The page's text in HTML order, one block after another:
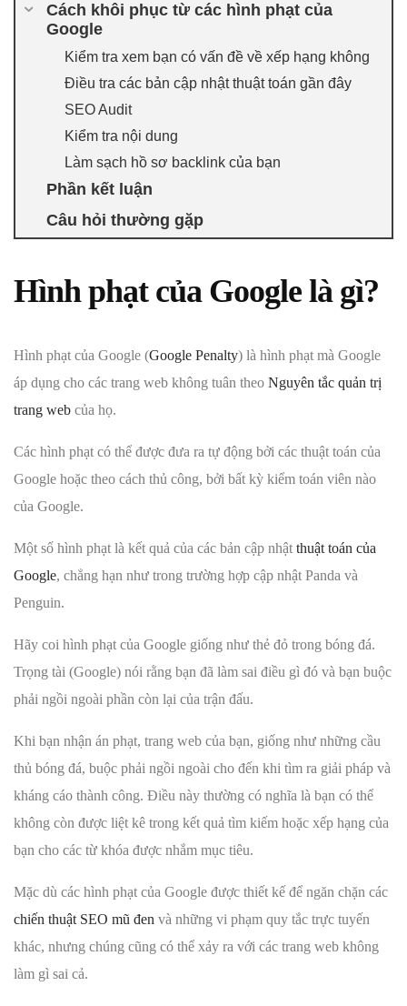
Cách khôi phục từ các hình phạt của
Google
Kiểm tra xem bạn có vấn đề về xếp hạng không
Điều tra các bản cập nhật thuật toán gần đây
SEO Audit
Kiểm tra nội dung
Làm sạch hồ sơ backlink của bạn
Phần kết luận
Câu hỏi thường gặp
Hình phạt của Google là gì?
Hình phạt của Google (Google Penalty) là hình phạt mà Google
áp dụng cho các trang web không tuân theo Nguyên tắc quản trị
trang web của họ.
Các hình phạt có thể được đưa ra tự động bởi các thuật toán của
Google hoặc theo cách thủ công, bởi bất kỳ kiểm toán viên nào
của Google.
Một số hình phạt là kết quả của các bản cập nhật thuật toán của
Google, chẳng hạn như trong trường hợp cập nhật Panda và
Penguin.
Hãy coi hình phạt của Google giống như thẻ đỏ trong bóng đá.
Trọng tài (Google) nói rằng bạn đã làm sai điều gì đó và bạn buộc
phải ngồi ngoài phần còn lại của trận đấu.
Khi bạn nhận án phạt, trang web của bạn, giống như những cầu
thủ bóng đá, buộc phải ngồi ngoài cho đến khi tìm ra giải pháp và
kháng cáo thành công. Điều này thường có nghĩa là bạn có thể
không còn được liệt kê trong kết quả tìm kiếm hoặc xếp hạng của
bạn cho các từ khóa được nhắm mục tiêu.
Mặc dù các hình phạt của Google được thiết kế để ngăn chặn các
chiến thuật SEO mũ đen và những vi phạm quy tắc trực tuyến
khác, nhưng chúng cũng có thể xảy ra với các trang web không
làm gì sai cả.